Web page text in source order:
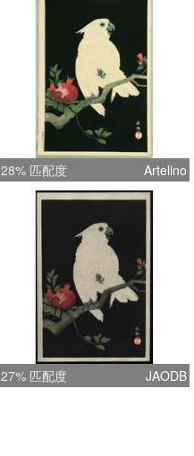
28% 匹配度 Artelino
27% 匹配度 JAODB